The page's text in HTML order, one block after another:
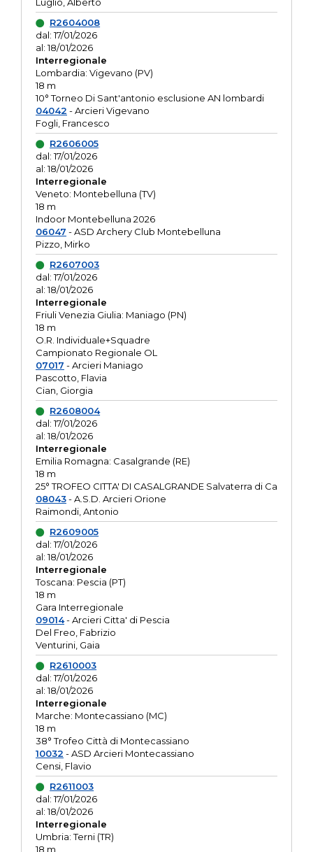
R2604008
dal: 17/01/2026
al: 18/01/2026
Interregionale
Lombardia: Vigevano (PV)
18 m
10° Torneo Di Sant'antonio esclusione AN lombardi
04042 - Arcieri Vigevano
Fogli, Francesco
R2606005
dal: 17/01/2026
al: 18/01/2026
Interregionale
Veneto: Montebelluna (TV)
18 m
Indoor Montebelluna 2026
06047 - ASD Archery Club Montebelluna
Pizzo, Mirko
R2607003
dal: 17/01/2026
al: 18/01/2026
Interregionale
Friuli Venezia Giulia: Maniago (PN)
18 m
O.R. Individuale+Squadre
Campionato Regionale OL
07017 - Arcieri Maniago
Pascotto, Flavia
Cian, Giorgia
R2608004
dal: 17/01/2026
al: 18/01/2026
Interregionale
Emilia Romagna: Casalgrande (RE)
18 m
25° TROFEO CITTA' DI CASALGRANDE Salvaterra di Ca
08043- A.S.D. Arcieri Orione
Raimondi, Antonio
R2609005
dal: 17/01/2026
al: 18/01/2026
Interregionale
Toscana: Pescia (PT)
18 m
Gara Interregionale
09014- Arcieri Citta' di Pescia
Del Freo, Fabrizio
Venturini, Gaia
R2610003
dal: 17/01/2026
al: 18/01/2026
Interregionale
Marche: Montecassiano (MC)
18 m
38° Trofeo Città di Montecassiano
10032 - ASD Arcieri Montecassiano
Censi, Flavio
R2611003
dal: 17/01/2026
al: 18/01/2026
Interregionale
Umbria: Terni (TR)
18 m